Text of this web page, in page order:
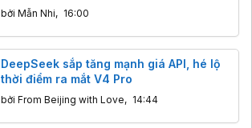
bởi Mẫn Nhi, 16:00
DeepSeek sắp tăng mạnh giá API, hé lộ
thời điểm ra mắt V4 Pro
bởi From Beijing with Love, 14:44